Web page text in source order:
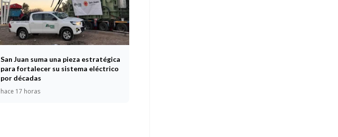
San Juan suma una pieza estratégica
para fortalecer su sistema eléctrico
por décadas
hace 17 horas